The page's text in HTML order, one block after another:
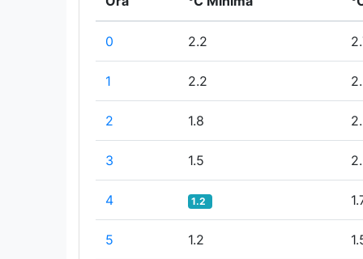
0 2.2
1 2.2
2 1.8
3 1.5
4 1.2
5 1.2